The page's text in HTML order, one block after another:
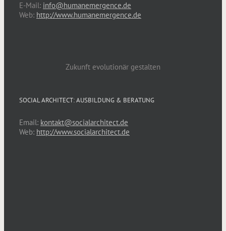
E-Mail: info@humanemergence.de
Web: http://www.humanemergence.de
Zukunft evolutionär gestalten
SOCIAL ARCHITECT: AUSBILDUNG & BERATUNG
Email: kontakt@socialarchitect.de
Web: http://www.socialarchitect.de